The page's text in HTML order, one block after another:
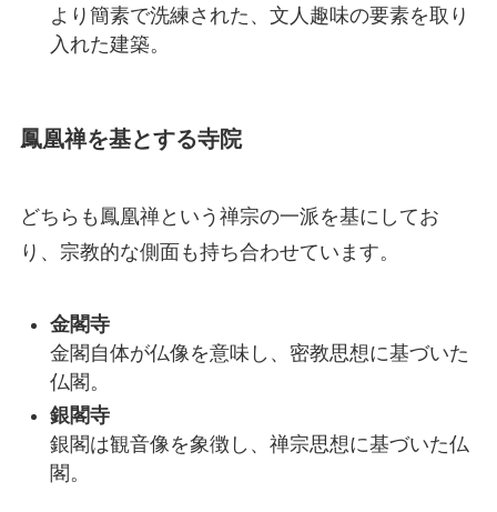
より簡素で洗練された、文人趣味の要素を取り
入れた建築。
鳳凰禅を基とする寺院
どちらも鳳凰禅という禅宗の一派を基にしてお
り、宗教的な側面も持ち合わせています。
金閣寺
金閣自体が仏像を意味し、密教思想に基づいた
仏閣。
銀閣寺
銀閣は観音像を象徴し、禅宗思想に基づいた仏
閣。